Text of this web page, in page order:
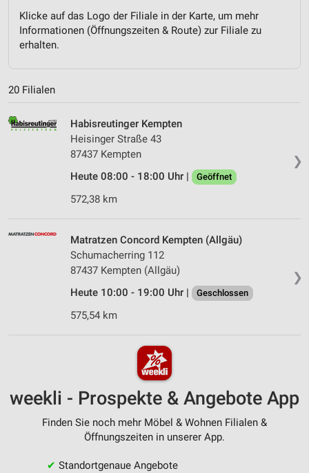
Klicke auf das Logo der Filiale in der Karte, um mehr
Informationen (Öffnungszeiten & Route) zur Filiale zu
erhalten.
20 Filialen
❯
Habisreutinger Kempten
Heisinger Straße 43
87437 Kempten
Heute 08:00 - 18:00 Uhr |
Geöffnet
572,38 km
❯
Matratzen Concord Kempten (Allgäu)
Schumacherring 112
87437 Kempten (Allgäu)
Heute 10:00 - 19:00 Uhr |
Geschlossen
575,54 km
weekli - Prospekte & Angebote App
Finden Sie noch mehr Möbel & Wohnen Filialen &
Öffnungszeiten in unserer App.
✔ Standortgenaue Angebote